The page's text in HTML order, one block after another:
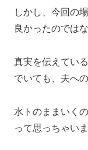
しかし、今回の
良かったのでは
真実を伝えてい
でいても、夫へ
水トのままいく
って思っちゃい